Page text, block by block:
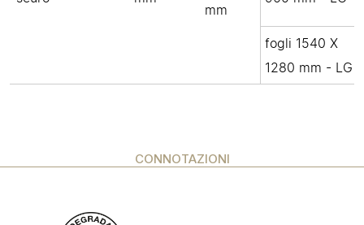
mm
fogli 1540 X
1280 mm - LG
CONNOTAZIONI